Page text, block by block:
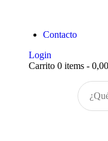
Contacto
Login
Carrito 0 items -